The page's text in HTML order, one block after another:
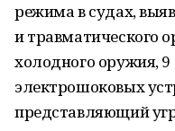
режима в судах,
и травматического
холодного оружия, 9
электрошоковых
представляющий